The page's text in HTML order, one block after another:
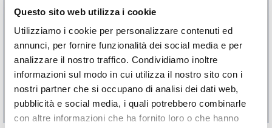
Questo sito web utilizza i cookie
Utilizziamo i cookie per personalizzare contenuti ed
annunci, per fornire funzionalità dei social media e per
analizzare il nostro traffico. Condividiamo inoltre
informazioni sul modo in cui utilizza il nostro sito con i
nostri partner che si occupano di analisi dei dati web,
pubblicità e social media, i quali potrebbero combinarle
con altre informazioni che ha fornito loro o che hanno
IMO Fire control Signs
€5,62
IMO Fire fighting signs
A PARTIRE DA:€5,62